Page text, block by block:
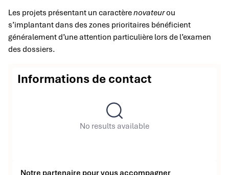
Les projets présentant un caractèrenovateurou
s’implantant dans des zones prioritaires bénéficient
généralement d’une attention particulière lors de l’examen
des dossiers.
Informations de contact
No results available